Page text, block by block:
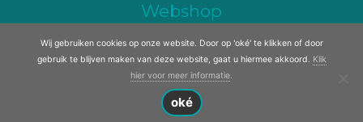
Webshop
Onderzoek naar onderdelen? Ga ook
eens naar onze webshop!
Wij gebruiken cookies op onze website. Door op 'oké' te klikken of door
gebruik te blijven maken van deze website, gaat u hiermee akkoord. Klik
hier voor meer informatie.
oké